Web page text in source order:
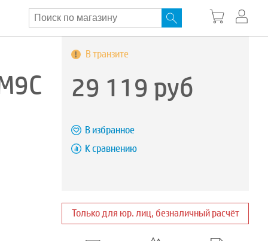
В транзите
29 119 руб
В избранное
К сравнению
Только для юр. лиц, безналичный расчёт